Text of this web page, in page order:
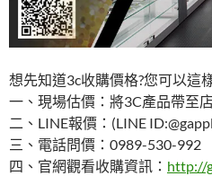
想先知道3c收購價格?您可以這
一、現場估價：將3C產品帶至
二、LINE報價：(LINE
三、電話問價：0989-530-992
四、官網觀看收購資訊： http://